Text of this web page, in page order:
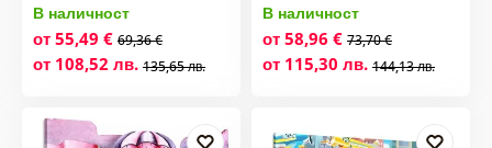
В наличност
от 55,49 € 69,36 €
от 108,52 лв. 135,65 лв.
В наличност
от 58,96 € 73,70 €
от 115,30 лв. 144,13 лв.